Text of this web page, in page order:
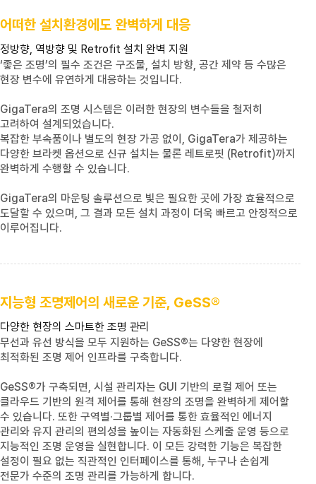
어떠한 설치환경에도 완벽하게 대응
정방향, 역방향 및 Retrofit 설치 완벽 지원
‘좋은 조명’의 필수 조건은 구조물, 설치 방향, 공간 제약 등 수많은
현장 변수에 유연하게 대응하는 것입니다.
GigaTera의 조명 시스템은 이러한 현장의 변수들을 철저히
고려하여 설계되었습니다.
복잡한 부속품이나 별도의 현장 가공 없이, GigaTera가 제공하는
다양한 브라켓 옵션으로 신규 설치는 물론 레트로핏 (Retrofit)까지
완벽하게 수행할 수 있습니다.
GigaTera의 마운팅 솔루션으로 빛은 필요한 곳에 가장 효율적으로
도달할 수 있으며, 그 결과 모든 설치 과정이 더욱 빠르고 안정적으로
이루어집니다.
지능형 조명제어의 새로운 기준, GeSS®
다양한 현장의 스마트한 조명 관리
무선과 유선 방식을 모두 지원하는 GeSS®는 다양한 현장에
최적화된 조명 제어 인프라를 구축합니다.
GeSS®가 구축되면, 시설 관리자는 GUI 기반의 로컬 제어 또는
클라우드 기반의 원격 제어를 통해 현장의 조명을 완벽하게 제어할
수 있습니다. 또한 구역별·그룹별 제어를 통한 효율적인 에너지
관리와 유지 관리의 편의성을 높이는 자동화된 스케줄 운영 등으로
지능적인 조명 운영을 실현합니다. 이 모든 강력한 기능은 복잡한
설정이 필요 없는 직관적인 인터페이스를 통해, 누구나 손쉽게
전문가 수준의 조명 관리를 가능하게 합니다.